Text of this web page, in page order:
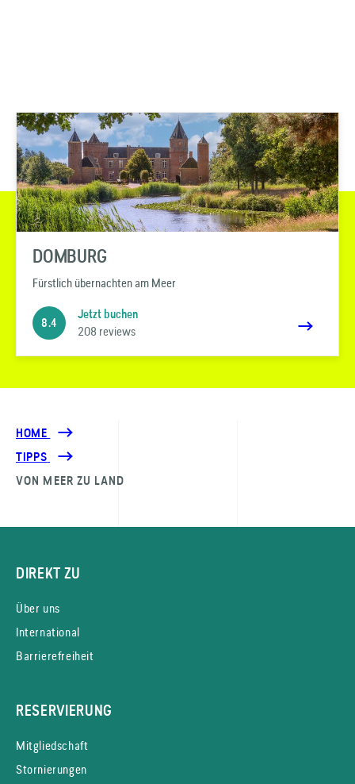
DOMBURG
Fürstlich übernachten am Meer
8.4
Jetzt buchen
208 reviews
HOME
TIPPS
VON MEER ZU LAND
DIREKT ZU
Über uns
International
Barrierefreiheit
RESERVIERUNG
Mitgliedschaft
Stornierungen